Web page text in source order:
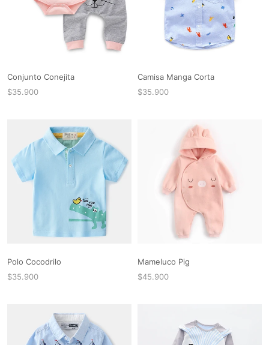
Conjunto Conejita
$35.900
Camisa Manga Corta
$35.900
Polo Cocodrilo
$35.900
Mameluco Pig
$45.900